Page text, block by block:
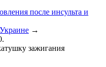
после инсульта и
→
зажигания